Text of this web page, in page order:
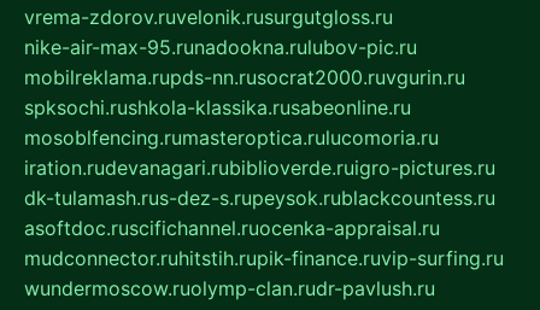
vrema-zdorov.ruvelonik.rusurgutgloss.ru
nike-air-max-95.runadookna.rulubov-pic.ru
mobilreklama.rupds-nn.rusocrat2000.ruvgurin.ru
spksochi.rushkola-klassika.rusabeonline.ru
mosoblfencing.rumasteroptica.rulucomoria.ru
iration.rudevanagari.rubiblioverde.ruigro-pictures.ru
dk-tulamash.rus-dez-s.rupeysok.rublackcountess.ru
asoftdoc.ruscifichannel.ruocenka-appraisal.ru
mudconnector.ruhitstih.rupik-finance.ruvip-surfing.ru
wundermoscow.ruolymp-clan.rudr-pavlush.ru